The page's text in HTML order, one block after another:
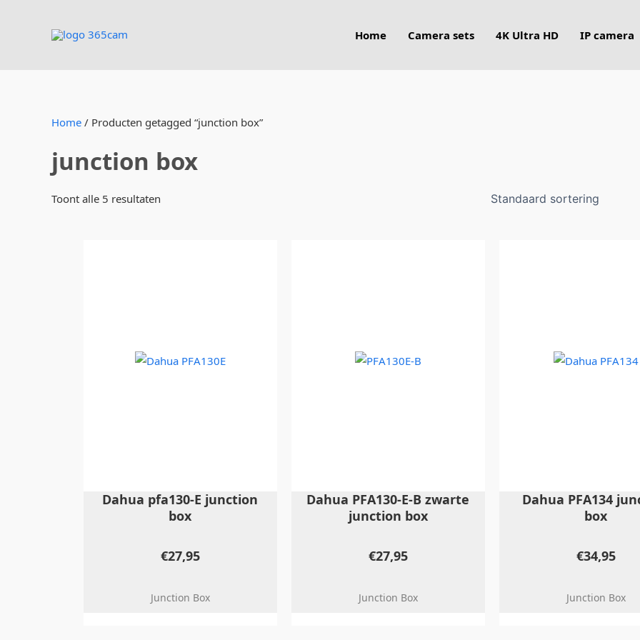
Home Camera sets 4K Ultra HD IP camera
Home / Producten getagged “junction box”
junction box
Toont alle 5 resultaten
Dahua pfa130-E junction
box
€27,95
Junction Box
Dahua PFA130-E-B zwarte
junction box
€27,95
Junction Box
Dahua PFA134
box
€34,95
Junction Box